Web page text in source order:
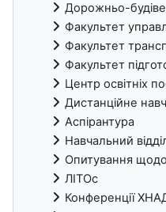
Дорожньо-
Факультет
Факультет
Факультет
Центр освітніх
Дистанційне
Аспірантура
Навчальний
Опитування
ЛІТОс
Конференції